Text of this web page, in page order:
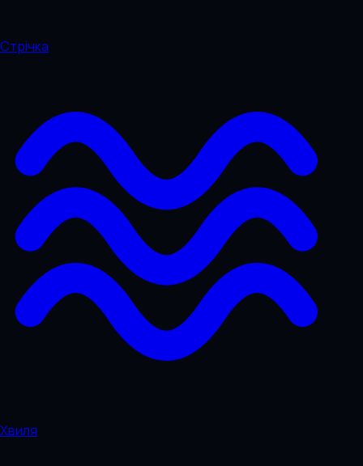
Стрічка
Хвиля